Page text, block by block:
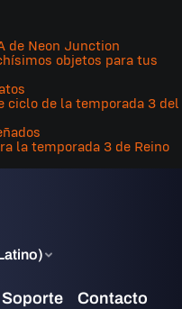
de Neon Junction
objetos para tus
ciclo de la temporada 3 del
la temporada 3 de Reino